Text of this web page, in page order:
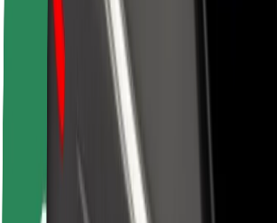
Attiecības ar investoriem
Vadība
Zīmols
Pilsētvides fonds
Pasažieru drošība